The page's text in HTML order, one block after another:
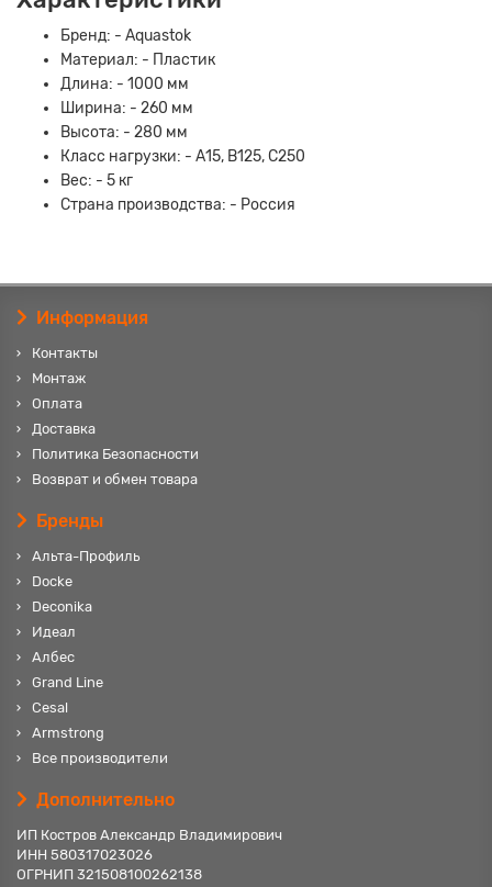
Бренд: - Aquastok
Материал: - Пластик
Длина: - 1000 мм
Ширина: - 260 мм
Высота: - 280 мм
Класс нагрузки: - А15, В125, С250
Вес: - 5 кг
Страна производства: - Россия
Информация
Контакты
Монтаж
Оплата
Доставка
Политика Безопасности
Возврат и обмен товара
Бренды
Альта-Профиль
Docke
Deconika
Идеал
Албес
Grand Line
Cesal
Armstrong
Все производители
Дополнительно
ИП Костров Александр Владимирович
ИНН 580317023026
ОГРНИП 321508100262138